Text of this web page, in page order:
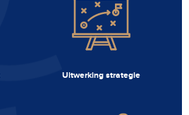
Uitwerking strategie